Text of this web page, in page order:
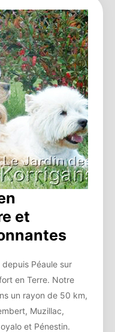
et
Péaule sur
en Terre. Notre
un rayon de 50 km,
Muzillac,
et Pénestin.